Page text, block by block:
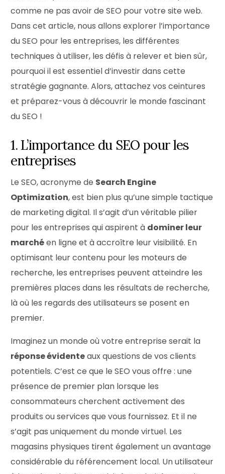
comme ne pas avoir de SEO pour votre site web.
Dans cet article, nous allons explorer l’importance
du SEO pour les entreprises, les différentes
techniques à utiliser, les défis à relever et bien sûr,
pourquoi il est essentiel d’investir dans cette
stratégie gagnante. Alors, attachez vos ceintures
et préparez-vous à découvrir le monde fascinant
du SEO !
1. L’importance du SEO pour les
entreprises
Le SEO, acronyme de Search Engine
Optimization, est bien plus qu’une simple tactique
de marketing digital. Il s’agit d’un véritable pilier
pour les entreprises qui aspirent à dominer leur
marchéen ligne et à accroître leur visibilité. En
optimisant leur contenu pour les moteurs de
recherche, les entreprises peuvent atteindre les
premières places dans les résultats de recherche,
là où les regards des utilisateurs se posent en
premier.
Imaginez un monde où votre entreprise serait la
réponse évidenteaux questions de vos clients
potentiels. C’est ce que le SEO vous offre : une
présence de premier plan lorsque les
consommateurs cherchent activement des
produits ou services que vous fournissez. Et il ne
s’agit pas uniquement du monde virtuel. Les
magasins physiques tirent également un avantage
considérable du référencement local. Un utilisateur